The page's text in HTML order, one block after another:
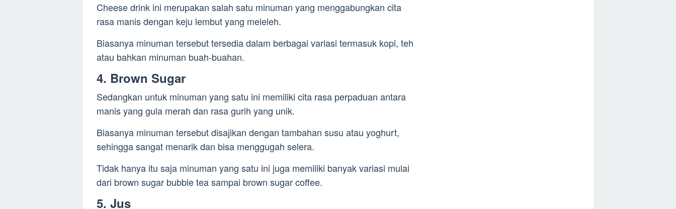
Cheese drink ini merupakan salah satu minuman yang menggabungkan cita
rasa manis dengan keju lembut yang meleleh.
Biasanya minuman tersebut tersedia dalam berbagai variasi termasuk kopi, teh
atau bahkan minuman buah-buahan.
4. Brown Sugar
Sedangkan untuk minuman yang satu ini memiliki cita rasa perpaduan antara
manis yang gula merah dan rasa gurih yang unik.
Biasanya minuman tersebut disajikan dengan tambahan susu atau yoghurt,
sehingga sangat menarik dan bisa menggugah selera.
Tidak hanya itu saja minuman yang satu ini juga memiliki banyak variasi mulai
dari brown sugar bubble tea sampai brown sugar coffee.
5. Jus